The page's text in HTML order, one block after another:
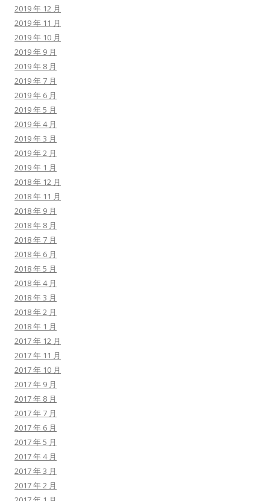
2019 年 12 月
2019 年 11 月
2019 年 10 月
2019 年 9 月
2019 年 8 月
2019 年 7 月
2019 年 6 月
2019 年 5 月
2019 年 4 月
2019 年 3 月
2019 年 2 月
2019 年 1 月
2018 年 12 月
2018 年 11 月
2018 年 9 月
2018 年 8 月
2018 年 7 月
2018 年 6 月
2018 年 5 月
2018 年 4 月
2018 年 3 月
2018 年 2 月
2018 年 1 月
2017 年 12 月
2017 年 11 月
2017 年 10 月
2017 年 9 月
2017 年 8 月
2017 年 7 月
2017 年 6 月
2017 年 5 月
2017 年 4 月
2017 年 3 月
2017 年 2 月